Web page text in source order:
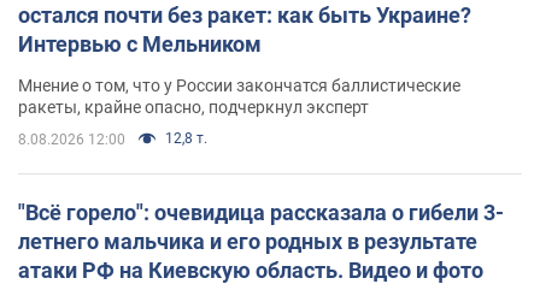
остался почти без ракет: как быть Украине?
Интервью с Мельником
Мнение о том, что у России закончатся баллистические
ракеты, крайне опасно, подчеркнул эксперт
8.08.2026 12:00 12,8 т.
"Всё горело": очевидица рассказала о гибели 3-
летнего мальчика и его родных в результате
атаки РФ на Киевскую область. Видео и фото